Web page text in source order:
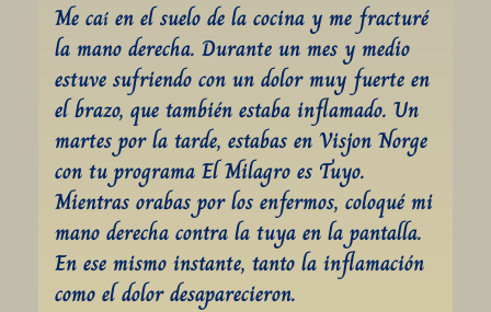
Me caí en el suelo de la cocina y me fracturé
la mano derecha. Durante un mes y medio
estuve sufriendo con un dolor muy fuerte en
el brazo, que también estaba inflamado. Un
martes por la tarde, estabas en Visjon Norge
con tu programa El Milagro es Tuyo.
Mientras orabas por los enfermos, coloqué mi
mano derecha contra la tuya en la pantalla.
En ese mismo instante, tanto la inflamación
como el dolor desaparecieron.